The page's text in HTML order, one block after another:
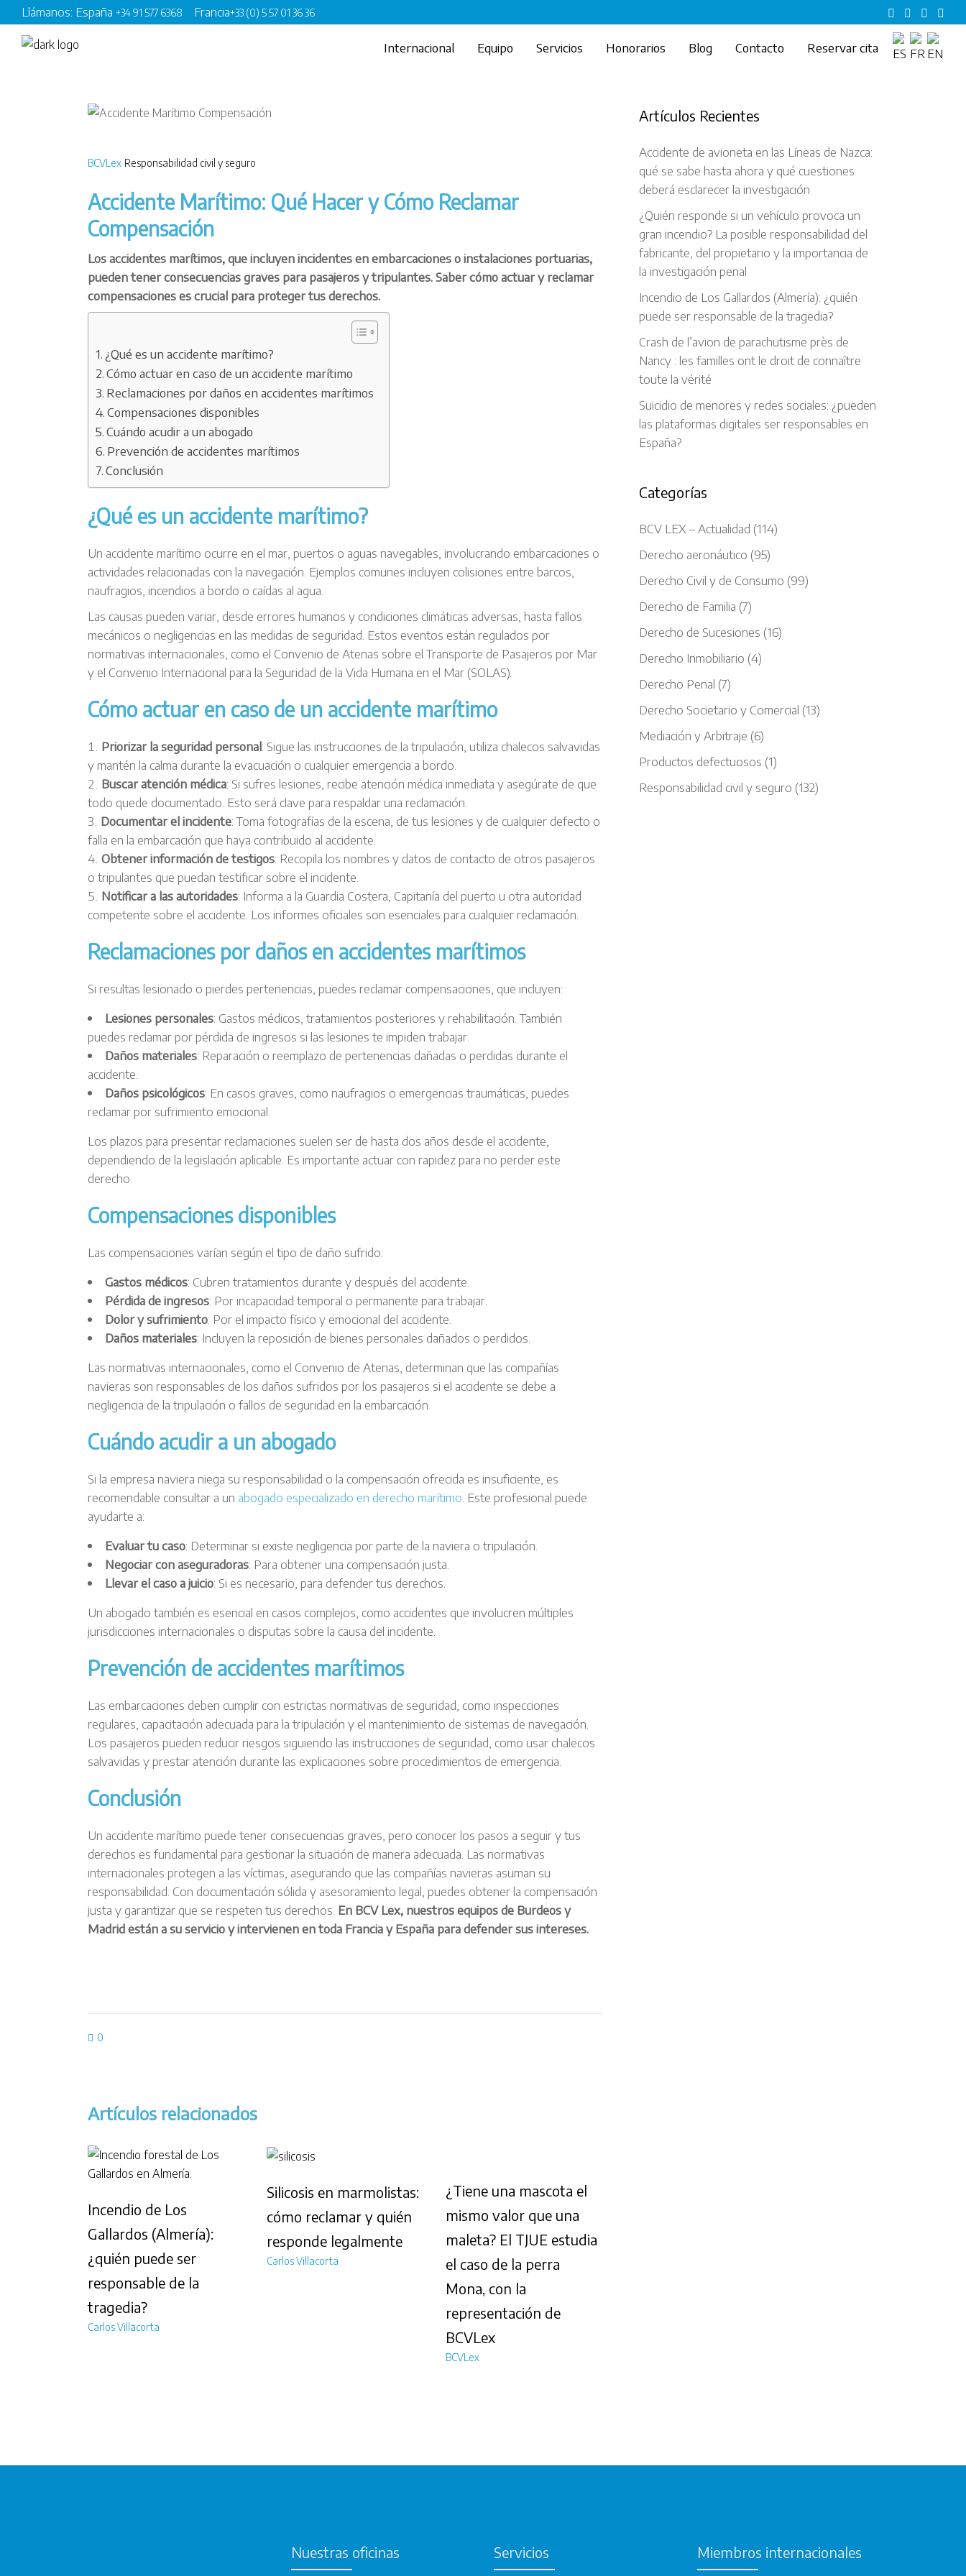
Llámanos: España +34 91 577 6368 Francia+33 (0) 5 57 01 36 36
Internacional Equipo Servicios Honorarios Blog Contacto Reservar cita
BCVLex Responsabilidad civil y seguro
Accidente Marítimo: Qué Hacer y Cómo Reclamar
Compensación
Los accidentes marítimos, que incluyen incidentes en embarcaciones o instalaciones portuarias,
pueden tener consecuencias graves para pasajeros y tripulantes. Saber cómo actuar y reclamar
compensaciones es crucial para proteger tus derechos.
¿Qué es un accidente marítimo?
Cómo actuar en caso de un accidente marítimo
Reclamaciones por daños en accidentes marítimos
Compensaciones disponibles
Cuándo acudir a un abogado
Prevención de accidentes marítimos
Conclusión
¿Qué es un accidente marítimo?
Un accidente marítimo ocurre en el mar, puertos o aguas navegables, involucrando embarcaciones o
actividades relacionadas con la navegación. Ejemplos comunes incluyen colisiones entre barcos,
naufragios, incendios a bordo o caídas al agua.
Las causas pueden variar, desde errores humanos y condiciones climáticas adversas, hasta fallos
mecánicos o negligencias en las medidas de seguridad. Estos eventos están regulados por
normativas internacionales, como el Convenio de Atenas sobre el Transporte de Pasajeros por Mar
y el Convenio Internacional para la Seguridad de la Vida Humana en el Mar (SOLAS).
Cómo actuar en caso de un accidente marítimo
Priorizar la seguridad personal: Sigue las instrucciones de la tripulación, utiliza chalecos salvavidas
y mantén la calma durante la evacuación o cualquier emergencia a bordo.
Buscar atención médica: Si sufres lesiones, recibe atención médica inmediata y asegúrate de que
todo quede documentado. Esto será clave para respaldar una reclamación.
Documentar el incidente: Toma fotografías de la escena, de tus lesiones y de cualquier defecto o
falla en la embarcación que haya contribuido al accidente.
Obtener información de testigos: Recopila los nombres y datos de contacto de otros pasajeros
o tripulantes que puedan testificar sobre el incidente.
Notificar a las autoridades: Informa a la Guardia Costera, Capitanía del puerto u otra autoridad
competente sobre el accidente. Los informes oficiales son esenciales para cualquier reclamación.
Reclamaciones por daños en accidentes marítimos
Si resultas lesionado o pierdes pertenencias, puedes reclamar compensaciones, que incluyen:
Lesiones personales: Gastos médicos, tratamientos posteriores y rehabilitación. También
puedes reclamar por pérdida de ingresos si las lesiones te impiden trabajar.
Daños materiales: Reparación o reemplazo de pertenencias dañadas o perdidas durante el
accidente.
Daños psicológicos: En casos graves, como naufragios o emergencias traumáticas, puedes
reclamar por sufrimiento emocional.
Los plazos para presentar reclamaciones suelen ser de hasta dos años desde el accidente,
dependiendo de la legislación aplicable. Es importante actuar con rapidez para no perder este
derecho.
Compensaciones disponibles
Las compensaciones varían según el tipo de daño sufrido:
Gastos médicos: Cubren tratamientos durante y después del accidente.
Pérdida de ingresos: Por incapacidad temporal o permanente para trabajar.
Dolor y sufrimiento: Por el impacto físico y emocional del accidente.
Daños materiales: Incluyen la reposición de bienes personales dañados o perdidos.
Las normativas internacionales, como el Convenio de Atenas, determinan que las compañías
navieras son responsables de los daños sufridos por los pasajeros si el accidente se debe a
negligencia de la tripulación o fallos de seguridad en la embarcación.
Cuándo acudir a un abogado
Si la empresa naviera niega su responsabilidad o la compensación ofrecida es insuficiente, es
recomendable consultar a un abogado especializado en derecho marítimo . Este profesional puede
ayudarte a:
Evaluar tu caso: Determinar si existe negligencia por parte de la naviera o tripulación.
Negociar con aseguradoras: Para obtener una compensación justa.
Llevar el caso a juicio: Si es necesario, para defender tus derechos.
Un abogado también es esencial en casos complejos, como accidentes que involucren múltiples
jurisdicciones internacionales o disputas sobre la causa del incidente.
Prevención de accidentes marítimos
Las embarcaciones deben cumplir con estrictas normativas de seguridad, como inspecciones
regulares, capacitación adecuada para la tripulación y el mantenimiento de sistemas de navegación.
Los pasajeros pueden reducir riesgos siguiendo las instrucciones de seguridad, como usar chalecos
salvavidas y prestar atención durante las explicaciones sobre procedimientos de emergencia.
Conclusión
Un accidente marítimo puede tener consecuencias graves, pero conocer los pasos a seguir y tus
derechos es fundamental para gestionar la situación de manera adecuada. Las normativas
internacionales protegen a las víctimas, asegurando que las compañías navieras asuman su
responsabilidad. Con documentación sólida y asesoramiento legal, puedes obtener la compensación
justa y garantizar que se respeten tus derechos. En BCV Lex, nuestros equipos de Burdeos y
Madrid están a su servicio y intervienen en toda Francia y España para defender sus intereses.
0
Artículos relacionados
Incendio de Los
Gallardos (Almería):
¿quién puede ser
responsable de la
tragedia?
Carlos Villacorta
Silicosis en marmolistas:
cómo reclamar y quién
responde legalmente
Carlos Villacorta
¿Tiene una mascota el
mismo valor que una
maleta? El TJUE estudia
el caso de la perra
Mona, con la
representación de
BCVLex
BCVLex
Artículos Recientes
Accidente de avioneta en las Líneas de Nazca:
qué se sabe hasta ahora y qué cuestiones
deberá esclarecer la investigación
¿Quién responde si un vehículo provoca un
gran incendio? La posible responsabilidad del
fabricante, del propietario y la importancia de
la investigación penal
Incendio de Los Gallardos (Almería): ¿quién
puede ser responsable de la tragedia?
Crash de l’avion de parachutisme près de
Nancy : les familles ont le droit de connaître
toute la vérité
Suicidio de menores y redes sociales: ¿pueden
las plataformas digitales ser responsables en
España?
Categorías
BCV LEX – Actualidad (114)
Derecho aeronáutico (95)
Derecho Civil y de Consumo (99)
Derecho de Familia (7)
Derecho de Sucesiones (16)
Derecho Inmobiliario (4)
Derecho Penal (7)
Derecho Societario y Comercial (13)
Mediación y Arbitraje (6)
Productos defectuosos (1)
Responsabilidad civil y seguro (132)
Nuestras oficinas Servicios Miembros internacionales